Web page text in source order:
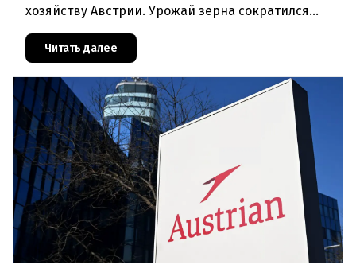
хозяйству Австрии. Урожай зерна сократился
потери достигают 80 процентов.
Читать далее